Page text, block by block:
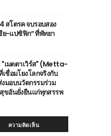
สโตรค จบรอบสอง
ชีย-แปซิฟิก” ที่พัทยา
เมตตาเวิร์ส" (Metta-
ชื่อมโยงโลกจริงกับ
มอบนวัตกรรมร่วม
ขอันยั่งยืนแก่ทุกสรรพ
ความคิดเห็น